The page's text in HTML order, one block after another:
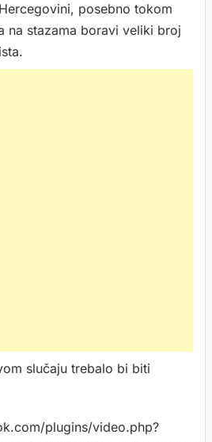
posebno tokom
na stazama boravi veliki broj
slučaju trebalo bi biti
plugins/video.php?